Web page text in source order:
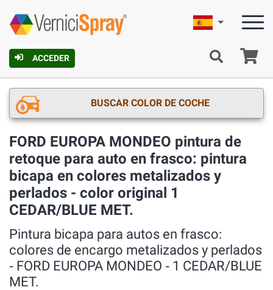
ACCEDER
Español
BUSCAR COLOR DE COCHE
FORD EUROPA MONDEO pintura de
retoque para auto en frasco: pintura
bicapa en colores metalizados y
perlados - color original 1
CEDAR/BLUE MET.
Pintura bicapa para autos en frasco:
colores de encargo metalizados y perlados
‐ FORD EUROPA MONDEO ‐ 1 CEDAR/BLUE
MET.